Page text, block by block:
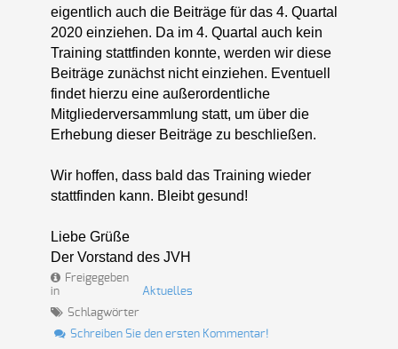
eigentlich auch die Beiträge für das 4. Quartal
2020 einziehen. Da im 4. Quartal auch kein
Training stattfinden konnte, werden wir diese
Beiträge zunächst nicht einziehen. Eventuell
findet hierzu eine außerordentliche
Mitgliederversammlung statt, um über die
Erhebung dieser Beiträge zu beschließen.
Wir hoffen, dass bald das Training wieder
stattfinden kann. Bleibt gesund!
Liebe Grüße
Der Vorstand des JVH
Freigegeben
in
Aktuelles
Schlagwörter
Schreiben Sie den ersten Kommentar!